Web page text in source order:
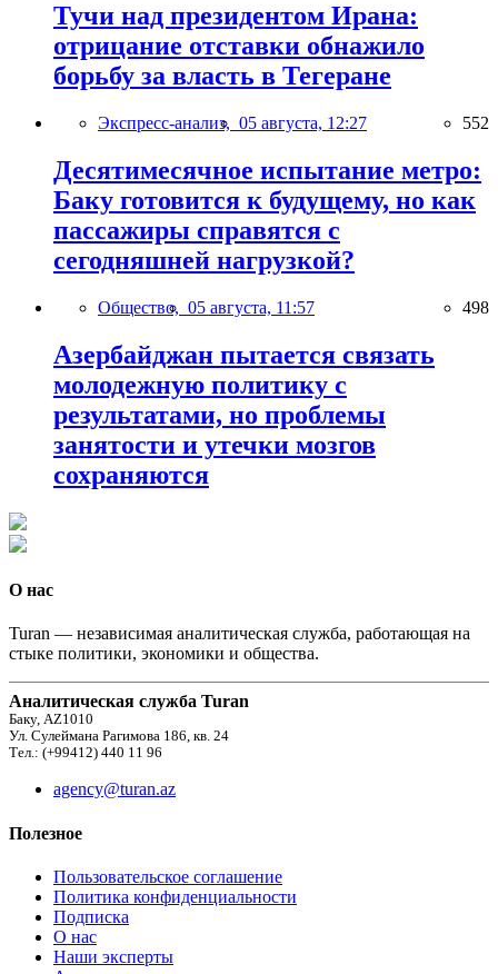
Тучи над президентом Ирана:
отрицание отставки обнажило
борьбу за власть в Тегеране
Экспресс-анализ, 05 августа, 12:27 552
Десятимесячное испытание метро:
Баку готовится к будущему, но как
пассажиры справятся с
сегодняшней нагрузкой?
Общество, 05 августа, 11:57 498
Азербайджан пытается связать
молодежную политику с
результатами, но проблемы
занятости и утечки мозгов
сохраняются
О нас
Turan — независимая аналитическая служба, работающая на
стыке политики, экономики и общества.
Аналитическая служба Turan
Баку, AZ1010
Ул. Сулеймана Рагимова 186, кв. 24
Тел.: (+99412) 440 11 96
agency@turan.az
Полезное
Пользовательское соглашение
Политика конфиденциальности
Подписка
О нас
Наши эксперты